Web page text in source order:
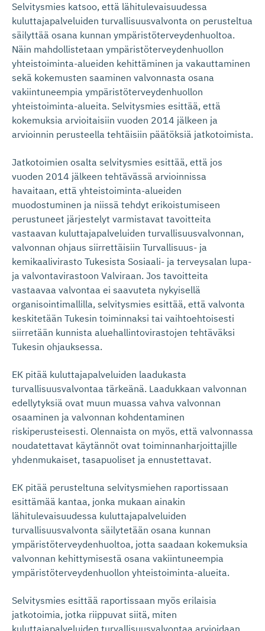
Selvitysmies katsoo, että lähitulevaisuudessa
kuluttajapalveluiden turvallisuusvalvonta on perusteltua
säilyttää osana kunnan ympäristöterveydenhuoltoa.
Näin mahdollistetaan ympäristöterveydenhuollon
yhteistoiminta-alueiden kehittäminen ja vakauttaminen
sekä kokemusten saaminen valvonnasta osana
vakiintuneempia ympäristöterveydenhuollon
yhteistoiminta-alueita. Selvitysmies esittää, että
kokemuksia arvioitaisiin vuoden 2014 jälkeen ja
arvioinnin perusteella tehtäisiin päätöksiä jatkotoimista.
Jatkotoimien osalta selvitysmies esittää, että jos
vuoden 2014 jälkeen tehtävässä arvioinnissa
havaitaan, että yhteistoiminta-alueiden
muodostuminen ja niissä tehdyt erikoistumiseen
perustuneet järjestelyt varmistavat tavoitteita
vastaavan kuluttajapalveluiden turvallisuusvalvonnan,
valvonnan ohjaus siirrettäisiin Turvallisuus- ja
kemikaalivirasto Tukesista Sosiaali- ja terveysalan lupa-
ja valvontavirastoon Valviraan. Jos tavoitteita
vastaavaa valvontaa ei saavuteta nykyisellä
organisointimallilla, selvitysmies esittää, että valvonta
keskitetään Tukesin toiminnaksi tai vaihtoehtoisesti
siirretään kunnista aluehallintovirastojen tehtäväksi
Tukesin ohjauksessa.
EK pitää kuluttajapalveluiden laadukasta
turvallisuusvalvontaa tärkeänä. Laadukkaan valvonnan
edellytyksiä ovat muun muassa vahva valvonnan
osaaminen ja valvonnan kohdentaminen
riskiperusteisesti. Olennaista on myös, että valvonnassa
noudatettavat käytännöt ovat toiminnanharjoittajille
yhdenmukaiset, tasapuoliset ja ennustettavat.
EK pitää perusteltuna selvitysmiehen raportissaan
esittämää kantaa, jonka mukaan ainakin
lähitulevaisuudessa kuluttajapalveluiden
turvallisuusvalvonta säilytetään osana kunnan
ympäristöterveydenhuoltoa, jotta saadaan kokemuksia
valvonnan kehittymisestä osana vakiintuneempia
ympäristöterveydenhuollon yhteistoiminta-alueita.
Selvitysmies esittää raportissaan myös erilaisia
jatkotoimia, jotka riippuvat siitä, miten
kuluttajapalveluiden turvallisuusvalvontaa arvioidaan